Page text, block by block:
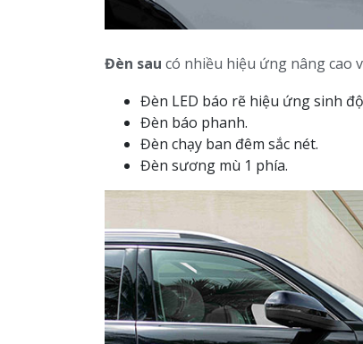
Đèn sau có nhiều hiệu ứng nâng cao
Đèn LED báo rẽ hiệu ứng sinh
Đèn báo phanh.
Đèn chạy ban đêm sắc nét.
Đèn sương mù 1 phía.